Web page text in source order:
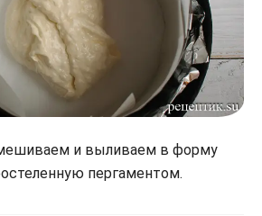
и выливаем в форму
пергаментом.